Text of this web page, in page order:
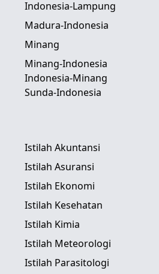
Indonesia-Lampung
Madura-Indonesia
Minang
Minang-Indonesia
Indonesia-Minang
Sunda-Indonesia
Istilah Akuntansi
Istilah Asuransi
Istilah Ekonomi
Istilah Kesehatan
Istilah Kimia
Istilah Meteorologi
Istilah Parasitologi